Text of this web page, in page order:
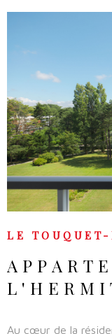
LE
Au cœur de la